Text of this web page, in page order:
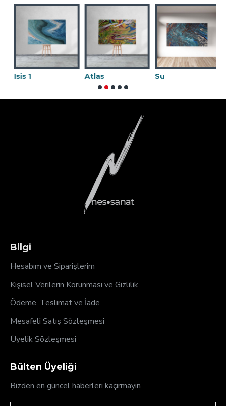
Atlas Su
Bilgi
Hesabım ve Siparişlerim
Kişisel Verilerin Korunması ve Gizlilik
Ödeme, Teslimat ve İade
Mesafeli Satış Sözleşmesi
Üyelik Sözleşmesi
Bülten Üyeliği
Bizden en güncel haberleri kaçırmayın